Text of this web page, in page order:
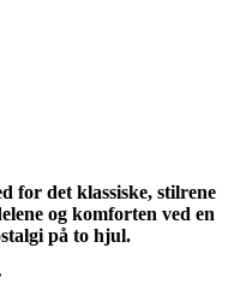
for det klassiske, stilrene
og komforten ved en
på to hjul.